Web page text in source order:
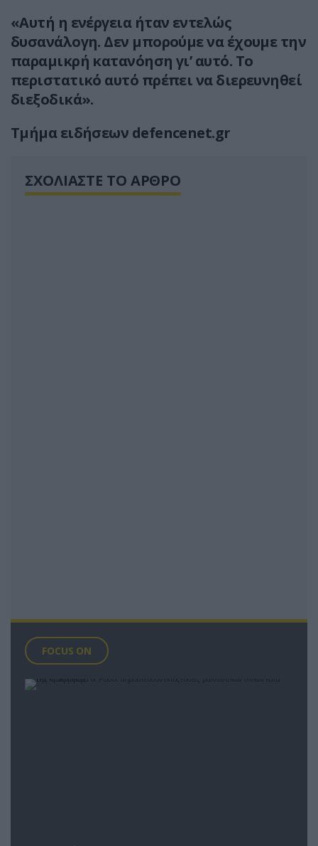
«Αυτή η ενέργεια ήταν εντελώς
δυσανάλογη. Δεν μπορούμε να έχουμε την
παραμικρή κατανόηση γι’ αυτό. Το
περιστατικό αυτό πρέπει να διερευνηθεί
διεξοδικά».
Tμήμα ειδήσεων defencenet.gr
ΣΧΟΛΙΑΣΤΕ ΤΟ ΑΡΘΡΟ
FOCUS ON